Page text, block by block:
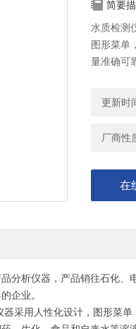
简要
水质检测
图形菜单
量准确可
更新时
厂商性
在
分析仪器，产品销往石化
企业。
采用人性化设计，图形菜